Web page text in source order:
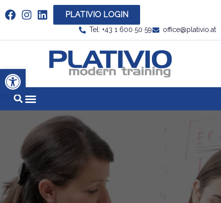
Werkzeugleiste öffnen
Link zu https://www.linkedin.com/company/
PLATIVIO LOGIN
Tel: +43 1 600 50 59 office@plativio.at
Link zu